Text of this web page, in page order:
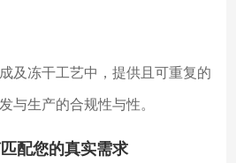
及冻干工艺中，提供且可重复的
与生产的合规性与性。
配您的真实需求